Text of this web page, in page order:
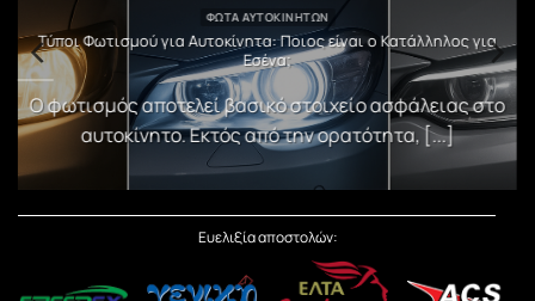
ΦΏΤΑ ΑΥΤΟΚΙΝΉΤΩΝ
Τύποι Φωτισμού για Αυτοκίνητα: Ποιος είναι ο Κατάλληλος για
Εσένα;
Ο φωτισμός αποτελεί βασικό στοιχείο ασφάλειας στο
αυτοκίνητο. Εκτός από την ορατότητα, [...]
Ευελιξία αποστολών: